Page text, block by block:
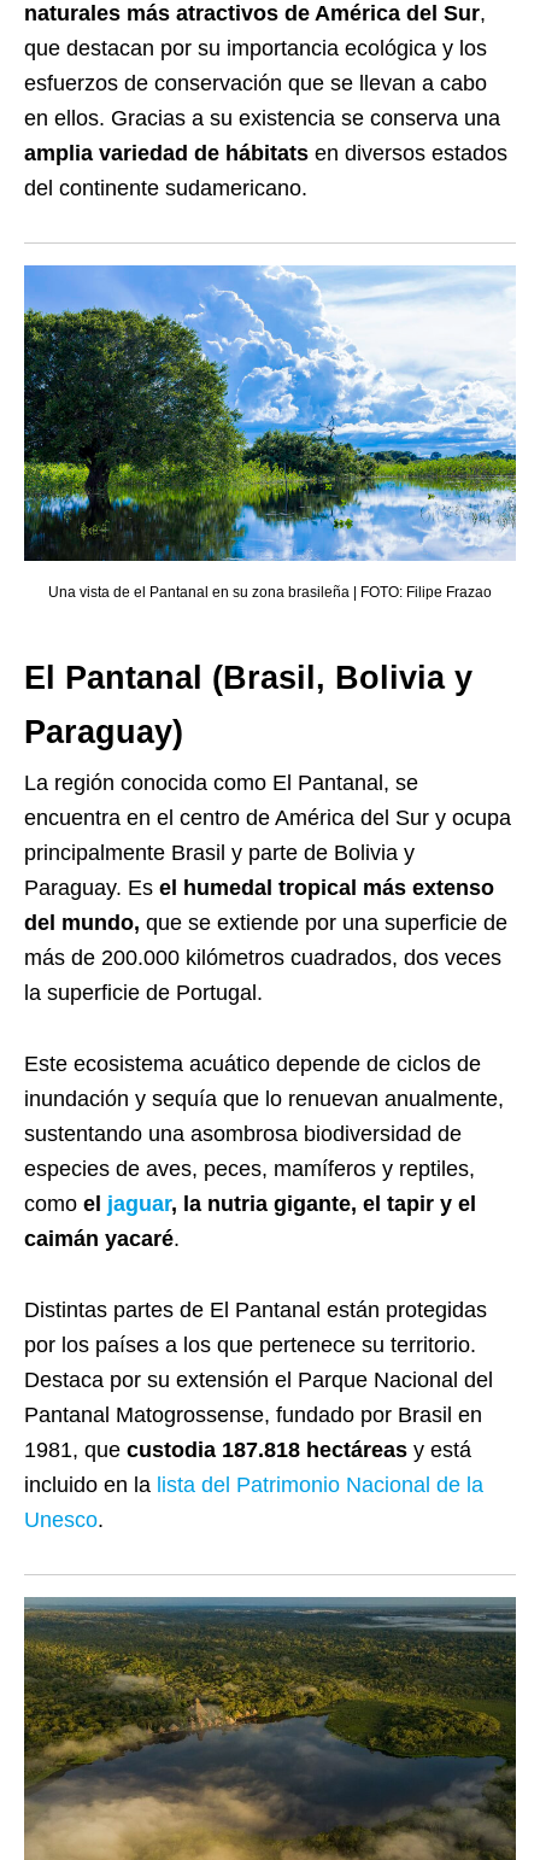
naturales más atractivos de América del Sur,
que destacan por su importancia ecológica y los
esfuerzos de conservación que se llevan a cabo
en ellos. Gracias a su existencia se conserva una
amplia variedad de hábitats en diversos estados
del continente sudamericano.
Una vista de el Pantanal en su zona brasileña | FOTO: Filipe Frazao
El Pantanal (Brasil, Bolivia y
Paraguay)
La región conocida como El Pantanal, se
encuentra en el centro de América del Sur y ocupa
principalmente Brasil y parte de Bolivia y
Paraguay. Es el humedal tropical más extenso
del mundo, que se extiende por una superficie de
más de 200.000 kilómetros cuadrados, dos veces
la superficie de Portugal.
Este ecosistema acuático depende de ciclos de
inundación y sequía que lo renuevan anualmente,
sustentando una asombrosa biodiversidad de
especies de aves, peces, mamíferos y reptiles,
como el jaguar, la nutria gigante, el tapir y el
caimán yacaré.
Distintas partes de El Pantanal están protegidas
por los países a los que pertenece su territorio.
Destaca por su extensión el Parque Nacional del
Pantanal Matogrossense, fundado por Brasil en
1981, que custodia 187.818 hectáreas y está
incluido en la lista del Patrimonio Nacional de la
Unesco.